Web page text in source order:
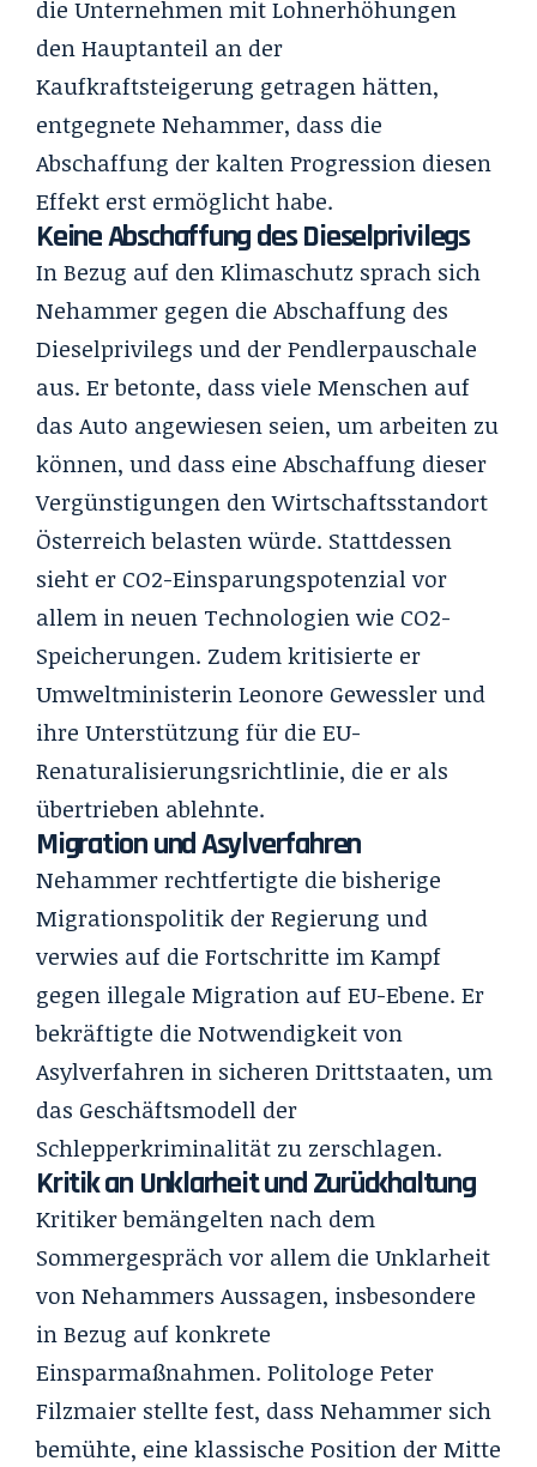
die Unternehmen mit Lohnerhöhungen
den Hauptanteil an der
Kaufkraftsteigerung getragen hätten,
entgegnete Nehammer, dass die
Abschaffung der kalten Progression diesen
Effekt erst ermöglicht habe.
Keine Abschaffung des Dieselprivilegs
In Bezug auf den Klimaschutz sprach sich
Nehammer gegen die Abschaffung des
Dieselprivilegs und der Pendlerpauschale
aus. Er betonte, dass viele Menschen auf
das Auto angewiesen seien, um arbeiten zu
können, und dass eine Abschaffung dieser
Vergünstigungen den Wirtschaftsstandort
Österreich belasten würde. Stattdessen
sieht er CO2-Einsparungspotenzial vor
allem in neuen Technologien wie CO2-
Speicherungen. Zudem kritisierte er
Umweltministerin Leonore Gewessler und
ihre Unterstützung für die EU-
Renaturalisierungsrichtlinie, die er als
übertrieben ablehnte.
Migration und Asylverfahren
Nehammer rechtfertigte die bisherige
Migrationspolitik der Regierung und
verwies auf die Fortschritte im Kampf
gegen illegale Migration auf EU-Ebene. Er
bekräftigte die Notwendigkeit von
Asylverfahren in sicheren Drittstaaten, um
das Geschäftsmodell der
Schlepperkriminalität zu zerschlagen.
Kritik an Unklarheit und Zurückhaltung
Kritiker bemängelten nach dem
Sommergespräch vor allem die Unklarheit
von Nehammers Aussagen, insbesondere
in Bezug auf konkrete
Einsparmaßnahmen. Politologe Peter
Filzmaier stellte fest, dass Nehammer sich
bemühte, eine klassische Position der Mitte